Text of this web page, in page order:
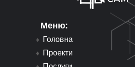
Меню:
Головна
Проекти